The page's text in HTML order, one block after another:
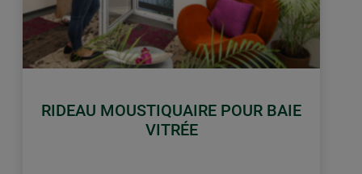
RIDEAU MOUSTIQUAIRE POUR BAIE
VITRÉE